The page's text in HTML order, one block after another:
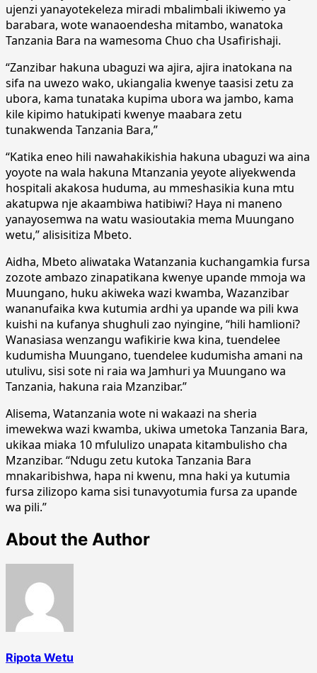
ujenzi yanayotekeleza miradi mbalimbali ikiwemo ya
barabara, wote wanaoendesha mitambo, wanatoka
Tanzania Bara na wamesoma Chuo cha Usafirishaji.
“Zanzibar hakuna ubaguzi wa ajira, ajira inatokana na
sifa na uwezo wako, ukiangalia kwenye taasisi zetu za
ubora, kama tunataka kupima ubora wa jambo, kama
kile kipimo hatukipati kwenye maabara zetu
tunakwenda Tanzania Bara,”
“Katika eneo hili nawahakikishia hakuna ubaguzi wa aina
yoyote na wala hakuna Mtanzania yeyote aliyekwenda
hospitali akakosa huduma, au mmeshasikia kuna mtu
akatupwa nje akaambiwa hatibiwi? Haya ni maneno
yanayosemwa na watu wasioutakia mema Muungano
wetu,” alisisitiza Mbeto.
Aidha, Mbeto aliwataka Watanzania kuchangamkia fursa
zozote ambazo zinapatikana kwenye upande mmoja wa
Muungano, huku akiweka wazi kwamba, Wazanzibar
wananufaika kwa kutumia ardhi ya upande wa pili kwa
kuishi na kufanya shughuli zao nyingine, “hili hamlioni?
Wanasiasa wenzangu wafikirie kwa kina, tuendelee
kudumisha Muungano, tuendelee kudumisha amani na
utulivu, sisi sote ni raia wa Jamhuri ya Muungano wa
Tanzania, hakuna raia Mzanzibar.”
Alisema, Watanzania wote ni wakaazi na sheria
imewekwa wazi kwamba, ukiwa umetoka Tanzania Bara,
ukikaa miaka 10 mfululizo unapata kitambulisho cha
Mzanzibar. “Ndugu zetu kutoka Tanzania Bara
mnakaribishwa, hapa ni kwenu, mna haki ya kutumia
fursa zilizopo kama sisi tunavyotumia fursa za upande
wa pili.”
About the Author
Ripota Wetu